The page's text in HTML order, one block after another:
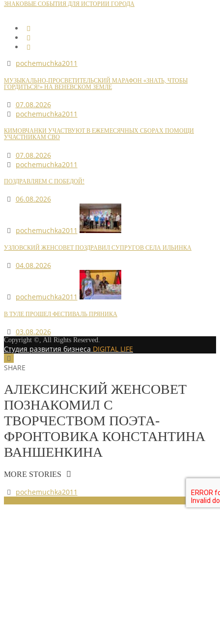
ЗНАКОВЫЕ СОБЫТИЯ ДЛЯ ИСТОРИИ ГОРОДА
pochemuchka2011
МУЗЫКАЛЬНО-ПРОСВЕТИТЕЛЬСКИЙ МАРАФОН «ЗНАТЬ, ЧТОБЫ
ГОРДИТЬСЯ!» НА ВЕНЕВСКОМ ЗЕМЛЕ
07.08.2026
pochemuchka2011
КИМОВЧАНКИ УЧАСТВУЮТ В ЕЖЕМЕСЯЧНЫХ СБОРАХ ПОМОЩИ
УЧАСТНИКАМ СВО
07.08.2026
pochemuchka2011
ПОЗДРАВЛЯЕМ С ПОБЕДОЙ!
06.08.2026
pochemuchka2011
УЗЛОВСКИЙ ЖЕНСОВЕТ ПОЗДРАВИЛ СУПРУГОВ СЕЛА ИЛЬИНКА
04.08.2026
pochemuchka2011
В ТУЛЕ ПРОШЕЛ ФЕСТИВАЛЬ ПРЯНИКА
03.08.2026
Copyright ©, All Rights Reserved.
Студия развития бизнеса DIGITAL LIFE
SHARE
АЛЕКСИНСКИЙ ЖЕНСОВЕТ
ПОЗНАКОМИЛ С
ТВОРЧЕСТВОМ ПОЭТА-
ФРОНТОВИКА КОНСТАНТИНА
ВАНШЕНКИНА
MORE STORIES
pochemuchka2011